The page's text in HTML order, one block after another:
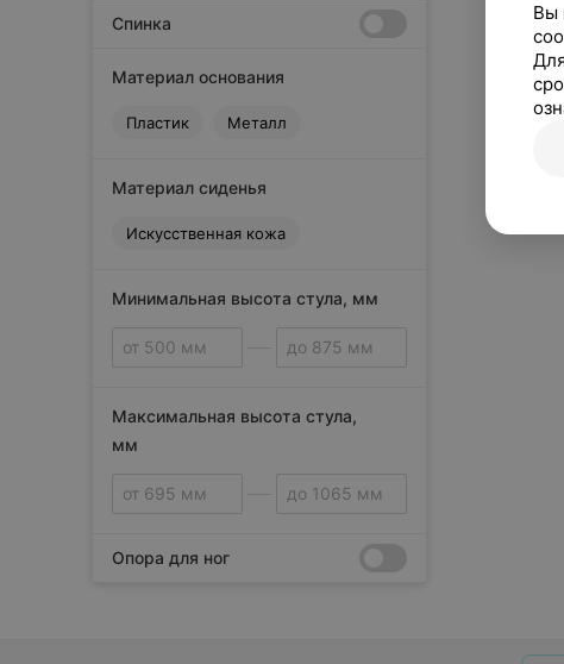
Спинка
Материал основания
Пластик Металл
Материал сиденья
Искусственная кожа
Минимальная высота стула, мм
Максимальная высота стула,
мм
Опора для ног
Вы